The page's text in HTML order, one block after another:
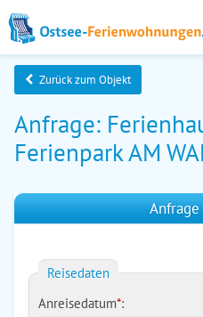
Zurück zum Objekt
Anfrage:
Ferienpark AM
Reisedaten
Anreisedatum*: